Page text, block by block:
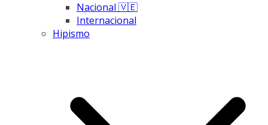
Nacional 🇻🇪
Internacional
Hipismo